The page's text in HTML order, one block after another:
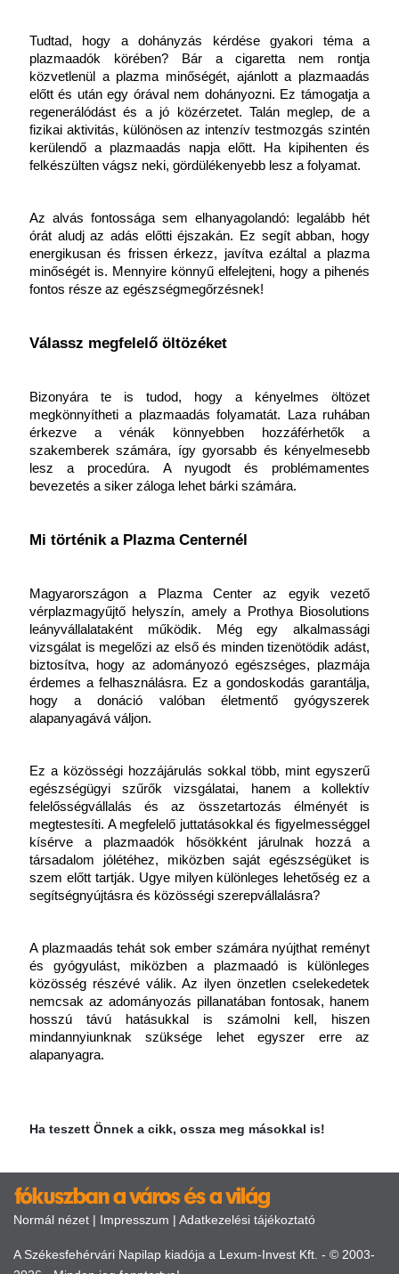
Tudtad, hogy a dohányzás kérdése gyakori téma a
plazmaadók körében? Bár a cigaretta nem rontja
közvetlenül a plazma minőségét, ajánlott a plazmaadás
előtt és után egy órával nem dohányozni. Ez támogatja a
regenerálódást és a jó közérzetet. Talán meglep, de a
fizikai aktivitás, különösen az intenzív testmozgás szintén
kerülendő a plazmaadás napja előtt. Ha kipihenten és
felkészülten vágsz neki, gördülékenyebb lesz a folyamat.
Az alvás fontossága sem elhanyagolandó: legalább hét
órát aludj az adás előtti éjszakán. Ez segít abban, hogy
energikusan és frissen érkezz, javítva ezáltal a plazma
minőségét is. Mennyire könnyű elfelejteni, hogy a pihenés
fontos része az egészségmegőrzésnek!
Válassz megfelelő öltözéket
Bizonyára te is tudod, hogy a kényelmes öltözet
megkönnyítheti a plazmaadás folyamatát. Laza ruhában
érkezve a vénák könnyebben hozzáférhetők a
szakemberek számára, így gyorsabb és kényelmesebb
lesz a procedúra. A nyugodt és problémamentes
bevezetés a siker záloga lehet bárki számára.
Mi történik a Plazma Centernél
Magyarországon a Plazma Center az egyik vezető
vérplazmagyűjtő helyszín, amely a Prothya Biosolutions
leányvállalataként működik. Még egy alkalmassági
vizsgálat is megelőzi az első és minden tizenötödik adást,
biztosítva, hogy az adományozó egészséges, plazmája
érdemes a felhasználásra. Ez a gondoskodás garantálja,
hogy a donáció valóban életmentő gyógyszerek
alapanyagává váljon.
Ez a közösségi hozzájárulás sokkal több, mint egyszerű
egészségügyi szűrők vizsgálatai, hanem a kollektív
felelősségvállalás és az összetartozás élményét is
megtestesíti. A megfelelő juttatásokkal és figyelmességgel
kísérve a plazmaadók hősökként járulnak hozzá a
társadalom jólétéhez, miközben saját egészségüket is
szem előtt tartják. Ugye milyen különleges lehetőség ez a
segítségnyújtásra és közösségi szerepvállalásra?
A plazmaadás tehát sok ember számára nyújthat reményt
és gyógyulást, miközben a plazmaadó is különleges
közösség részévé válik. Az ilyen önzetlen cselekedetek
nemcsak az adományozás pillanatában fontosak, hanem
hosszú távú hatásukkal is számolni kell, hiszen
mindannyiunknak szüksége lehet egyszer erre az
alapanyagra.
Ha teszett Önnek a cikk, ossza meg másokkal is!
Normál nézet | Impresszum | Adatkezelési tájékoztató
A Székesfehérvári Napilap kiadója a Lexum-Invest Kft. - © 2003-